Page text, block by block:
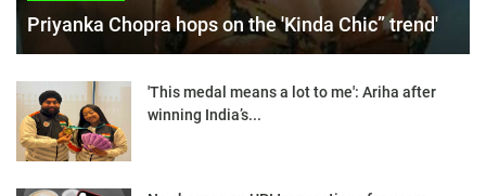
Priyanka Chopra hops on the 'Kinda Chic” trend'
'This medal means a lot to me': Ariha after
winning India’s...